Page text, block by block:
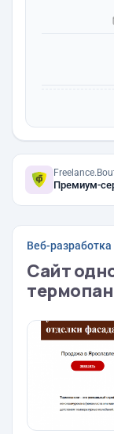
Премиум-
Веб-разработка
Сайт